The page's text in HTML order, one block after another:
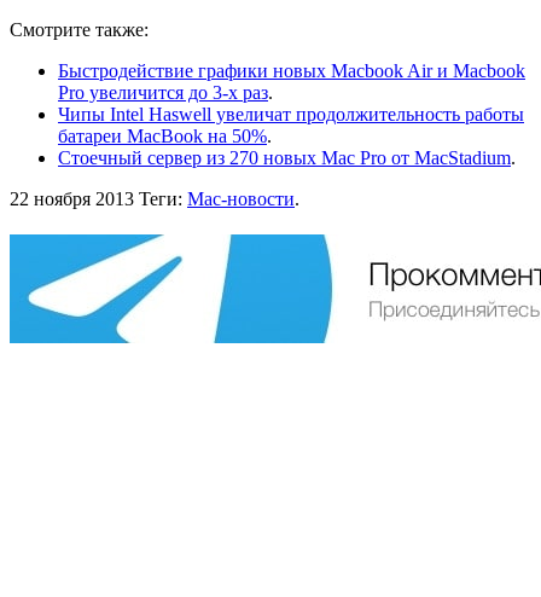
Смотрите также:
Быстродействие графики новых Macbook Air и Macbook
Pro увеличится до 3-х раз.
Чипы Intel Haswell увеличат продолжительность работы
батареи MacBook на 50%.
Стоечный сервер из 270 новых Mac Pro от MacStadium.
22 ноября 2013 Теги: Mac-новости.